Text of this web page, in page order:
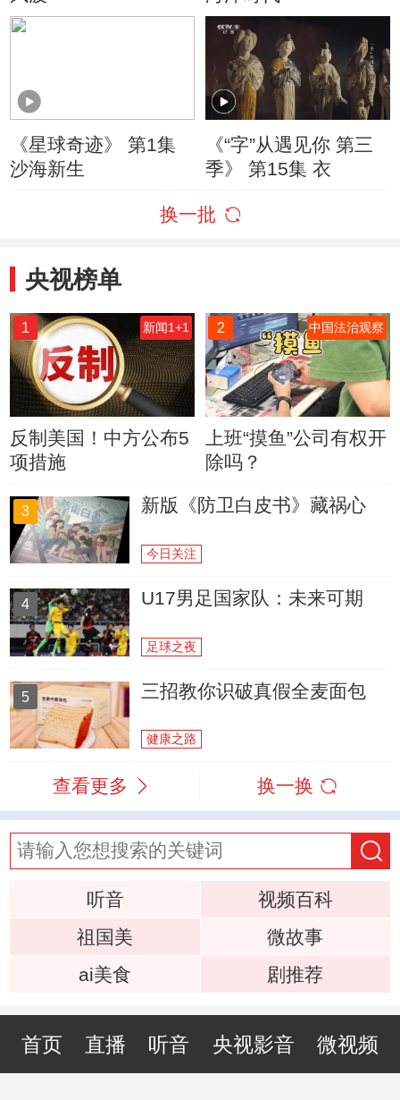
《星球奇迹》 第1集
沙海新生
《“字”从遇见你 第三
季》 第15集 衣
换一批
央视榜单
1 新闻1+1
反制美国！中方公布5
项措施
2 中国法治观察
上班“摸鱼”公司有权开
除吗？
3 新版《防卫白皮书》藏祸心
今日关注
4 U17男足国家队：未来可期
足球之夜
5 三招教你识破真假全麦面包
健康之路
查看更多 换一换
听音
视频百科
祖国美
微故事
ai美食
剧推荐
首页 直播 听音 央视影音 微视频